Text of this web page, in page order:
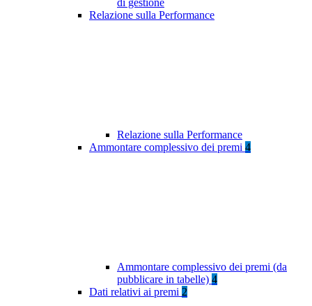
di gestione
Relazione sulla Performance
Relazione sulla Performance
Ammontare complessivo dei premi 4
Ammontare complessivo dei premi (da
pubblicare in tabelle) 4
Dati relativi ai premi 2